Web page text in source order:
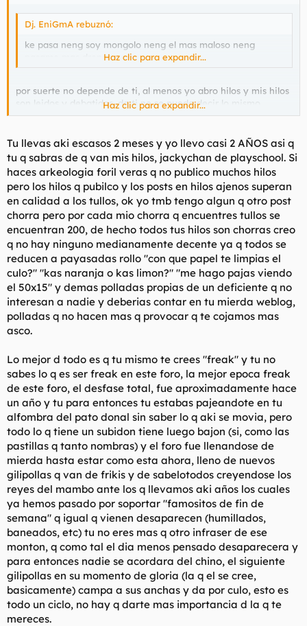
Dj. EniGmA rebuznó:
ke pasa neng soy mongolo neng el mas maloso neng
pasame mas dronga nengHaz clic para expandir...
por suerte no depende de ti, al menos yo abro hilos y mis hilos
son leidos y debatidos, de ti no se puede decir lo mismo.
diciendo
-este hilo es una mierda, baneenlo
-tu no sales d tu casa, yo soy guay y me como pastillas y
aguanto hasta la sobremesa del domingo
.tu no entiendes de musica
-soy guay soy malote uh uh te voy a pegar
anda y vete a comer rulas y muerete de sobredosis (si es que
existe) pedazo de subnormal
Haz clic para expandir...
Tu llevas aki escasos 2 meses y yo llevo casi 2 AÑOS asi q
tu q sabras de q van mis hilos, jackychan de playschool. Si
haces arkeologia foril veras q no publico muchos hilos
pero los hilos q pubilco y los posts en hilos ajenos superan
en calidad a los tullos, ok yo tmb tengo algun q otro post
chorra pero por cada mio chorra q encuentres tullos se
encuentran 200, de hecho todos tus hilos son chorras creo
q no hay ninguno medianamente decente ya q todos se
reducen a payasadas rollo "con que papel te limpias el
culo?" "kas naranja o kas limon?" "me hago pajas viendo
el 50x15" y demas polladas propias de un deficiente q no
interesan a nadie y deberias contar en tu mierda weblog,
polladas q no hacen mas q provocar q te cojamos mas
asco.
Lo mejor d todo es q tu mismo te crees "freak" y tu no
sabes lo q es ser freak en este foro, la mejor epoca freak
de este foro, el desfase total, fue aproximadamente hace
un año y tu para entonces tu estabas pajeandote en tu
alfombra del pato donal sin saber lo q aki se movia, pero
todo lo q tiene un subidon tiene luego bajon (si, como las
pastillas q tanto nombras) y el foro fue llenandose de
mierda hasta estar como esta ahora, lleno de nuevos
gilipollas q van de frikis y de sabelotodos creyendose los
reyes del mambo ante los q llevamos aki años los cuales
ya hemos pasado por soportar "famositos de fin de
semana" q igual q vienen desaparecen (humillados,
baneados, etc) tu no eres mas q otro infraser de ese
monton, q como tal el dia menos pensado desaparecera y
para entonces nadie se acordara del chino, el siguiente
gilipollas en su momento de gloria (la q el se cree,
basicamente) campa a sus anchas y da por culo, esto es
todo un ciclo, no hay q darte mas importancia d la q te
mereces.